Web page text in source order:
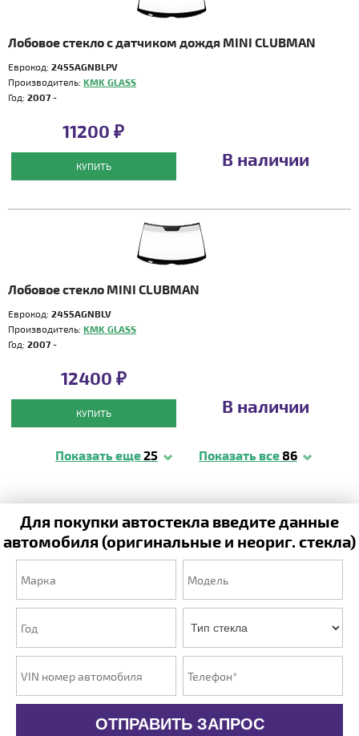
Лобовое стекло с датчиком дождя MINI CLUBMAN
Еврокод: 2455AGNBLPV
Производитель: KMK GLASS
Год: 2007 -
11200 ₽
КУПИТЬ В наличии
Лобовое стекло MINI CLUBMAN
Еврокод: 2455AGNBLV
Производитель: KMK GLASS
Год: 2007 -
12400 ₽
КУПИТЬ В наличии
Показать еще25 Показать все86
Для покупки автостекла введите данные
автомобиля (оригинальные и неориг. стекла)
ОТПРАВИТЬ ЗАПРОС